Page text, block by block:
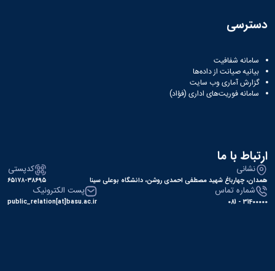
دسترسی
سامانه شفافیت
بیانیه صیانت از داده‌ها
گزارش آماری وب‌ سایت
سامانه فوریت‌های اداری (فؤاد)
ارتباط با ما
نشانی
همدان، چهارباغ شهید مصطفی احمدی روشن، دانشگاه بوعلی سینا
کدپستی
۶۵۱۷۸-۳۸۶۹۵
شماره تماس
31400000 - 081
پست الکترونیک
public_relation[at]basu.ac.ir